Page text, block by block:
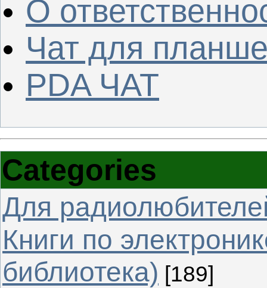
О
Чат для
PDA ЧАТ
Categories
Для
Книги по
библиотека) [189]